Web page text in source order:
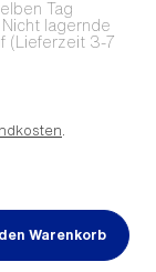
Tag
lagernde
(Lieferzeit 3-7
Warenkorb